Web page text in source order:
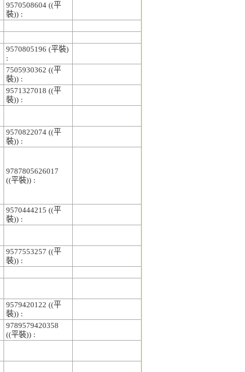
9570508604 ((平
裝)) :
9570805196 (平裝)
:
7505930362 ((平
裝)) :
9571327018 ((平
裝)) :
9570822074 ((平
裝)) :
9787805626017
((平裝)) :
9570444215 ((平
裝)) :
9577553257 ((平
裝)) :
9579420122 ((平
裝)) :
9789579420358
((平裝)) :